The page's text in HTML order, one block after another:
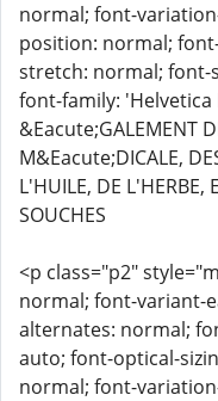
normal; font-
position: normal;
stretch: normal; font-
font-family: 'Helvetica
&Eacute;GALEMENT
M&Eacute;DICALE,
L'HUILE, DE L'HERBE,
SOUCHES
<p class="p2"
normal; font-variant-
alternates: normal;
auto; font-optical-
normal; font-